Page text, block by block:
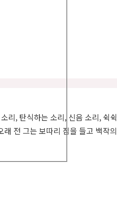
리, 탄식하는 소리, 신음 소리, 쉭
전 그는 보따리 짐을 들고 백작